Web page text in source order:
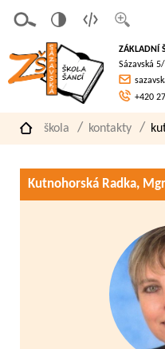
písmo
á
verze
pro
slaboz
raké
ZÁKLADNÍ
Sázavská
+420
škola kontakty
Kutnohorská Radka,